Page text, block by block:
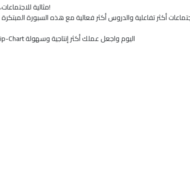
💼 مثالية للاجتماعات، الفصول الدراسية، والعمل الجماعي!
✨ لا تضيع الوقت! احصل على eNote Flip-Chart اليوم واجعل عملك أكثر إنتاجية وسهولة